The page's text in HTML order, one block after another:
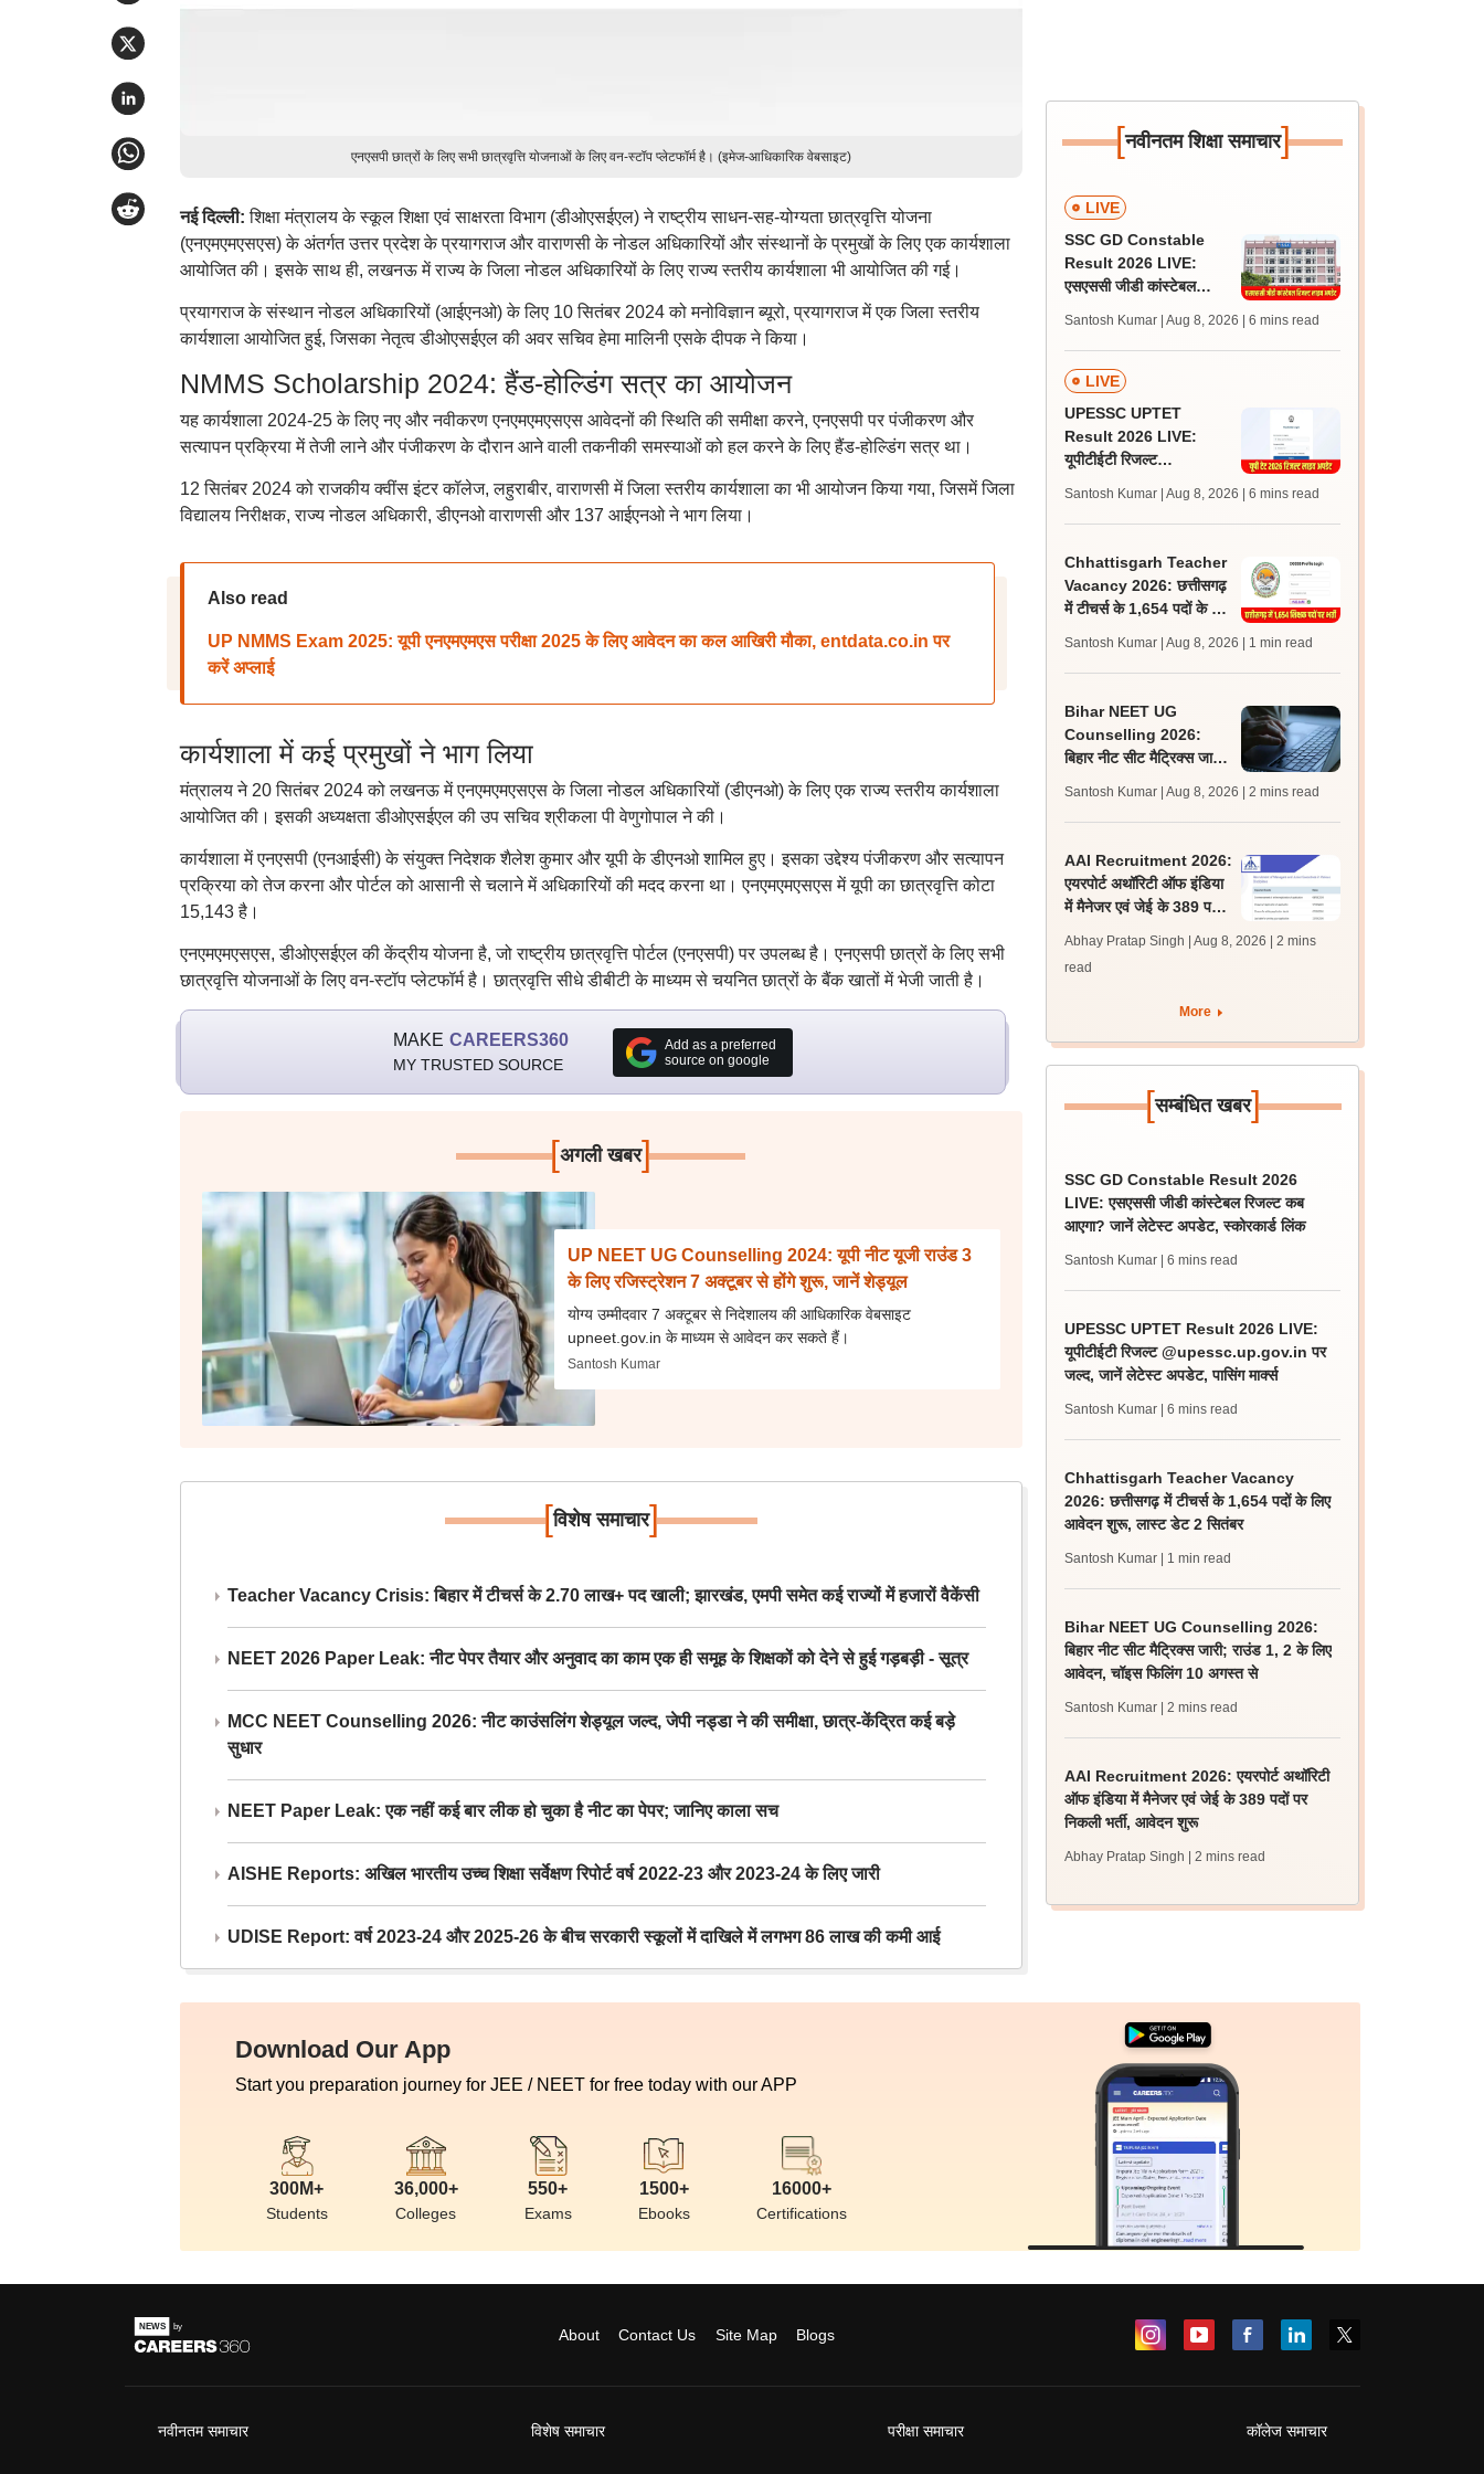
एनएसपी छात्रों के लिए सभी छात्रवृत्ति योजनाओं के लिए वन-स्टॉप प्लेटफॉर्म है। (इमेज-आधिकारिक वेबसाइट)
नई दिल्ली: शिक्षा मंत्रालय के स्कूल शिक्षा एवं साक्षरता विभाग (डीओएसईएल) ने राष्ट्रीय साधन-सह-योग्यता छात्रवृत्ति योजना
(एनएमएमएसएस) के अंतर्गत उत्तर प्रदेश के प्रयागराज और वाराणसी के नोडल अधिकारियों और संस्थानों के प्रमुखों के लिए एक कार्यशाला
आयोजित की। इसके साथ ही, लखनऊ में राज्य के जिला नोडल अधिकारियों के लिए राज्य स्तरीय कार्यशाला भी आयोजित की गई।
प्रयागराज के संस्थान नोडल अधिकारियों (आईएनओ) के लिए 10 सितंबर 2024 को मनोविज्ञान ब्यूरो, प्रयागराज में एक जिला स्तरीय
कार्यशाला आयोजित हुई, जिसका नेतृत्व डीओएसईएल की अवर सचिव हेमा मालिनी एसके दीपक ने किया।
NMMS Scholarship 2024: हैंड-होल्डिंग सत्र का आयोजन
यह कार्यशाला 2024-25 के लिए नए और नवीकरण एनएमएमएसएस आवेदनों की स्थिति की समीक्षा करने, एनएसपी पर पंजीकरण और
सत्यापन प्रक्रिया में तेजी लाने और पंजीकरण के दौरान आने वाली तकनीकी समस्याओं को हल करने के लिए हैंड-होल्डिंग सत्र था।
12 सितंबर 2024 को राजकीय क्वींस इंटर कॉलेज, लहुराबीर, वाराणसी में जिला स्तरीय कार्यशाला का भी आयोजन किया गया, जिसमें जिला
विद्यालय निरीक्षक, राज्य नोडल अधिकारी, डीएनओ वाराणसी और 137 आईएनओ ने भाग लिया।
Also read
UP NMMS Exam 2025: यूपी एनएमएमएस परीक्षा 2025 के लिए आवेदन का कल आखिरी मौका, entdata.co.in पर
करें अप्लाई
कार्यशाला में कई प्रमुखों ने भाग लिया
मंत्रालय ने 20 सितंबर 2024 को लखनऊ में एनएमएमएसएस के जिला नोडल अधिकारियों (डीएनओ) के लिए एक राज्य स्तरीय कार्यशाला
आयोजित की। इसकी अध्यक्षता डीओएसईएल की उप सचिव श्रीकला पी वेणुगोपाल ने की।
कार्यशाला में एनएसपी (एनआईसी) के संयुक्त निदेशक शैलेश कुमार और यूपी के डीएनओ शामिल हुए। इसका उद्देश्य पंजीकरण और सत्यापन
प्रक्रिया को तेज करना और पोर्टल को आसानी से चलाने में अधिकारियों की मदद करना था। एनएमएमएसएस में यूपी का छात्रवृत्ति कोटा
15,143 है।
एनएमएमएसएस, डीओएसईएल की केंद्रीय योजना है, जो राष्ट्रीय छात्रवृत्ति पोर्टल (एनएसपी) पर उपलब्ध है। एनएसपी छात्रों के लिए सभी
छात्रवृत्ति योजनाओं के लिए वन-स्टॉप प्लेटफॉर्म है। छात्रवृत्ति सीधे डीबीटी के माध्यम से चयनित छात्रों के बैंक खातों में भेजी जाती है।
MAKE CAREERS360
MY TRUSTED SOURCE
Add as a preferred
source on google
[अगली खबर]
UP NEET UG Counselling 2024: यूपी नीट यूजी राउंड 3
के लिए रजिस्ट्रेशन 7 अक्टूबर से होंगे शुरू, जानें शेड्यूल
योग्य उम्मीदवार 7 अक्टूबर से निदेशालय की आधिकारिक वेबसाइट
upneet.gov.in के माध्यम से आवेदन कर सकते हैं।
Santosh Kumar
[विशेष समाचार]
Teacher Vacancy Crisis: बिहार में टीचर्स के 2.70 लाख+ पद खाली; झारखंड, एमपी समेत कई राज्यों में हजारों वैकेंसी
NEET 2026 Paper Leak: नीट पेपर तैयार और अनुवाद का काम एक ही समूह के शिक्षकों को देने से हुई गड़बड़ी - सूत्र
MCC NEET Counselling 2026: नीट काउंसलिंग शेड्यूल जल्द, जेपी नड्डा ने की समीक्षा, छात्र-केंद्रित कई बड़े
सुधार
NEET Paper Leak: एक नहीं कई बार लीक हो चुका है नीट का पेपर; जानिए काला सच
AISHE Reports: अखिल भारतीय उच्च शिक्षा सर्वेक्षण रिपोर्ट वर्ष 2022-23 और 2023-24 के लिए जारी
UDISE Report: वर्ष 2023-24 और 2025-26 के बीच सरकारी स्कूलों में दाखिले में लगभग 86 लाख की कमी आई
[नवीनतम शिक्षा समाचार]
LIVE
SSC GD Constable
Result 2026 LIVE:
एसएससी जीडी कांस्टेबल
लेटेस्ट अपडेट, स्कोरकार्ड लिंक
Santosh Kumar | Aug 8, 2026 | 6 mins read
LIVE
UPESSC UPTET
Result 2026 LIVE:
यूपीटीईटी रिजल्ट
जल्द, जानें लेटेस्ट अपडेट,
पासिंग मार्क्स
Santosh Kumar | Aug 8, 2026 | 6 mins read
Chhattisgarh Teacher
Vacancy 2026: छत्तीसगढ़
में टीचर्स के 1,654 पदों के लिए
Santosh Kumar | Aug 8, 2026 | 1 min read
Bihar NEET UG
Counselling 2026:
बिहार नीट सीट मैट्रिक्स जारी;
चॉइस फिलिंग 10 अगस्त से
Santosh Kumar | Aug 8, 2026 | 2 mins read
AAI Recruitment 2026:
एयरपोर्ट अथॉरिटी ऑफ इंडिया
में मैनेजर एवं जेई के 389 पदों
Abhay Pratap Singh | Aug 8, 2026
| 2 mins
read
More
[सम्बंधित खबर]
SSC GD Constable Result 2026
LIVE: एसएससी जीडी कांस्टेबल रिजल्ट कब
आएगा? जानें लेटेस्ट अपडेट, स्कोरकार्ड लिंक
Santosh Kumar | 6 mins read
UPESSC UPTET Result 2026 LIVE:
यूपीटीईटी रिजल्ट @upessc.up.gov.in पर
जल्द, जानें लेटेस्ट अपडेट, पासिंग मार्क्स
Santosh Kumar | 6 mins read
Chhattisgarh Teacher Vacancy
2026: छत्तीसगढ़ में टीचर्स के 1,654 पदों के लिए
आवेदन शुरू, लास्ट डेट 2 सितंबर
Santosh Kumar | 1 min read
Bihar NEET UG Counselling 2026:
बिहार नीट सीट मैट्रिक्स जारी; राउंड 1, 2 के लिए
आवेदन, चॉइस फिलिंग 10 अगस्त से
Santosh Kumar | 2 mins read
AAI Recruitment 2026: एयरपोर्ट अथॉरिटी
ऑफ इंडिया में मैनेजर एवं जेई के 389 पदों पर
निकली भर्ती, आवेदन शुरू
Abhay Pratap Singh | 2 mins read
Download Our App
Start you preparation journey for JEE / NEET for free today with our APP
300M+
Students
36,000+
Colleges
550+
Exams
1500+
Ebooks
16000+
Certifications
About Contact Us Site Map Blogs
नवीनतम समाचार विशेष समाचार परीक्षा समाचार कॉलेज समाचार